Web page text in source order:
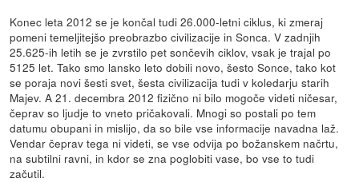
Konec leta 2012 se je končal tudi 26.000-letni ciklus, ki zmeraj
pomeni temeljitejšo preobrazbo civilizacije in Sonca. V zadnjih
25.625-ih letih se je zvrstilo pet sončevih ciklov, vsak je trajal po
5125 let. Tako smo lansko leto dobili novo, šesto Sonce, tako kot
se poraja novi šesti svet, šesta civilizacija tudi v koledarju starih
Majev. A 21. decembra 2012 fizično ni bilo mogoče videti ničesar,
čeprav so ljudje to vneto pričakovali. Mnogi so postali po tem
datumu obupani in mislijo, da so bile vse informacije navadna laž.
Vendar čeprav tega ni videti, se vse odvija po božanskem načrtu,
na subtilni ravni, in kdor se zna poglobiti vase, bo vse to tudi
začutil.